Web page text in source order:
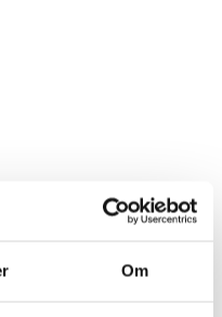
Om